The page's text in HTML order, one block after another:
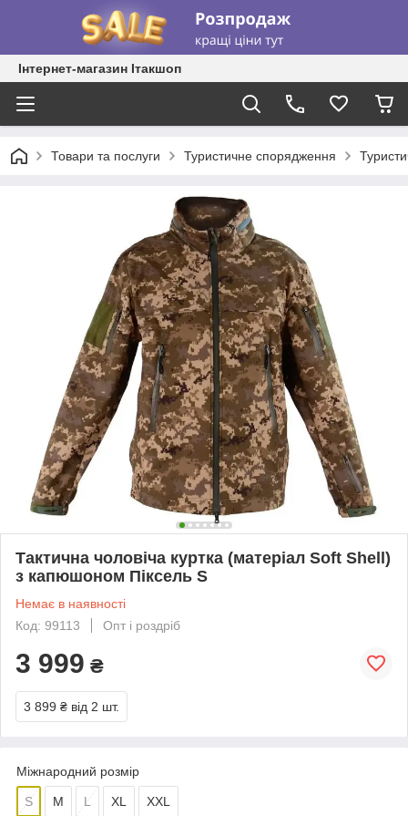
Інтернет-магазин Ітакшоп
Товари та послуги Туристичне спорядження
Тактична чоловіча куртка (матеріал Soft Shell)
з капюшоном Піксель S
Немає в наявності
Код: 99113
Опт і роздріб
3 999 ₴
3 899 ₴ від 2 шт.
Міжнародний розмір
S M L XL XXL